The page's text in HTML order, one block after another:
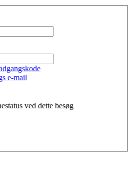
e-mail
ved dette besøg